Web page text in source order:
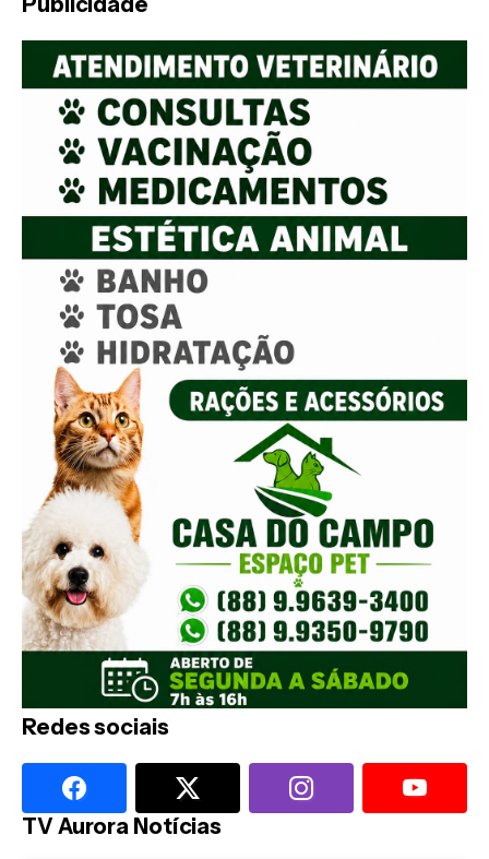
Redes sociais
TV Aurora Notícias